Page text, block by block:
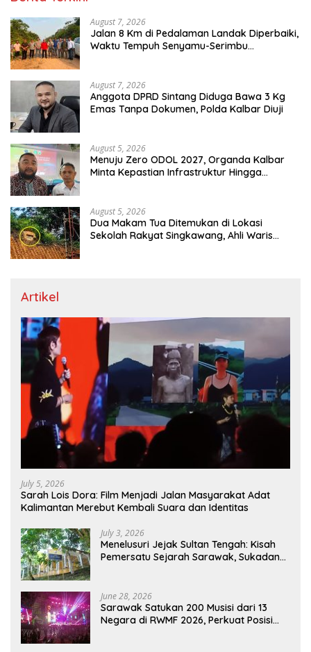
August 7, 2026
Jalan 8 Km di Pedalaman Landak Diperbaiki,
Waktu Tempuh Senyamu-Serimbu
August 7, 2026
Anggota DPRD Sintang Diduga Bawa 3 Kg
Emas Tanpa Dokumen, Polda Kalbar Diuji
August 5, 2026
Menuju Zero ODOL 2027, Organda Kalbar
Minta Kepastian Infrastruktur Hingga
August 5, 2026
Dua Makam Tua Ditemukan di Lokasi
Sekolah Rakyat Singkawang, Ahli Waris
Artikel
July 5, 2026
Sarah Lois Dora: Film Menjadi Jalan Masyarakat Adat
Kalimantan Merebut Kembali Suara dan Identitas
July 3, 2026
Menelusuri Jejak Sultan Tengah: Kisah
Pemersatu Sejarah Sarawak, Sukadana,
June 28, 2026
Sarawak Satukan 200 Musisi dari 13
Negara di RWMF 2026, Perkuat Posisi